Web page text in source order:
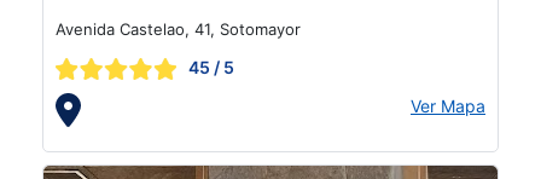
Avenida Castelao, 41, Sotomayor
45 / 5
Ver Mapa